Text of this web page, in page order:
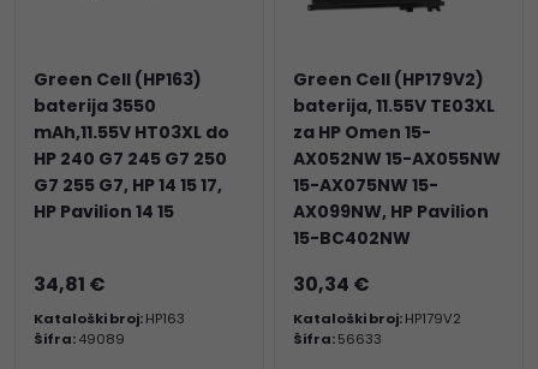
Green Cell (HP163)
baterija 3550
mAh,11.55V HT03XL do
HP 240 G7 245 G7 250
G7 255 G7, HP 14 15 17,
HP Pavilion 14 15
34,81 €
Kataloški broj:HP163
Šifra:49089
Green Cell (HP179V2)
baterija, 11.55V TE03XL
za HP Omen 15-
AX052NW 15-AX055NW
15-AX075NW 15-
AX099NW, HP Pavilion
15-BC402NW
30,34 €
Kataloški broj:HP179V2
Šifra:56633